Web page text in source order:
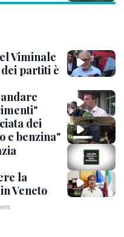
Viminale
partiti è
dei
e benzina"
la
Veneto